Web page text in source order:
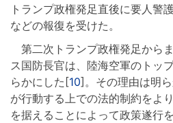
トランプ政権発足直後に要人警
などの報復を受けた。
第二次トランプ政権発足から
ス国防長官は、陸海空軍のトッ
らかにした[10]。その理由は明
が行動する上での法的制約をよ
を据えることによって政策遂行